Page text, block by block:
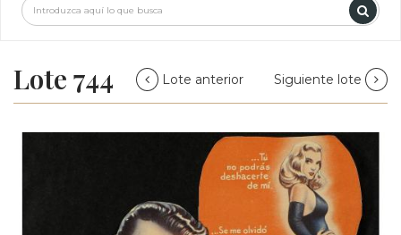
Lote 744 Lote anterior Siguiente lote